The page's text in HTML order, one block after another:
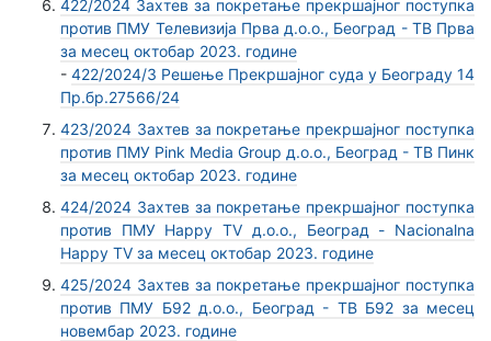
422/2024 Захтев за покретање прекршајног поступка
против ПМУ Телевизија Прва д.о.о., Београд - ТВ Прва
за месец октобар 2023. године
- 422/2024/3 Решење Прекршајног суда у Београду 14
Пр.бр.27566/24
423/2024 Захтев за покретање прекршајног поступка
против ПМУ Pink Media Group д.о.о., Београд - ТВ Пинк
за месец октобар 2023. године
424/2024 Захтев за покретање прекршајног поступка
против ПМУ Happy TV д.о.о., Београд - Nacionalna
Happy TV за месец октобар 2023. године
425/2024 Захтев за покретање прекршајног поступка
против ПМУ Б92 д.о.о., Београд - ТВ Б92 за месец
новембар 2023. године